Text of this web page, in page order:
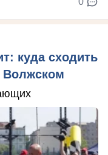
куда сходить
Волжском